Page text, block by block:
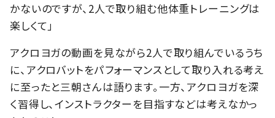
かないのですが、2人で取り組む他体重トレーニングは
楽しくて」
アクロヨガの動画を見ながら2人で取り組んでいるうち
に、アクロバットをパフォーマンスとして取り入れる考え
に至ったと三朝さんは語ります。一方、アクロヨガを深
く習得し、インストラクターを目指すなどは考えなかっ